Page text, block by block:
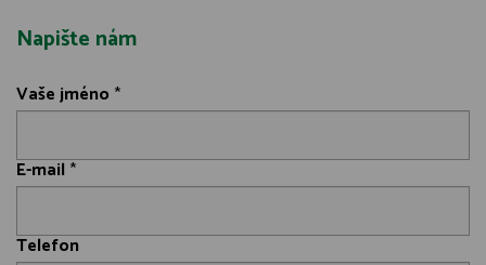
Napište nám
Vaše jméno *
E-mail *
Telefon